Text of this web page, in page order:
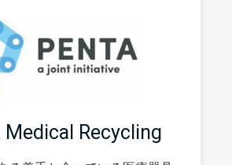
Medical Recycling